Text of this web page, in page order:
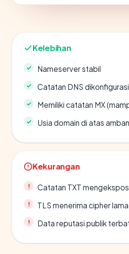
Kelebihan
Nameserver stabil
Catatan DNS
Memiliki catatan MX
Usia domain di atas
Kekurangan
Catatan TXT
TLS menerima cipher lama
Data reputasi publik